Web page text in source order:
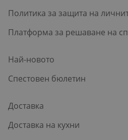
Политика за защита на
Платформа за решаване на
Най-новото
Спестовен бюлетин
Доставка
Доставка на кухни